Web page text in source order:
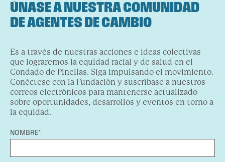
ÚNASE A NUESTRA COMUNIDAD
DE AGENTES DE CAMBIO
Es a través de nuestras acciones e ideas colectivas
que lograremos la equidad racial y de salud en el
Condado de Pinellas. Siga impulsando el movimiento.
Conéctese con la Fundación y suscríbase a nuestros
correos electrónicos para mantenerse actualizado
sobre oportunidades, desarrollos y eventos en torno a
la equidad.
NOMBRE*